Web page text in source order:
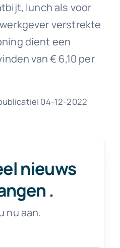
lunch als voor
verstrekte
dient een
van € 6,10 per
04-12-2022
nieuws
.
nu aan.